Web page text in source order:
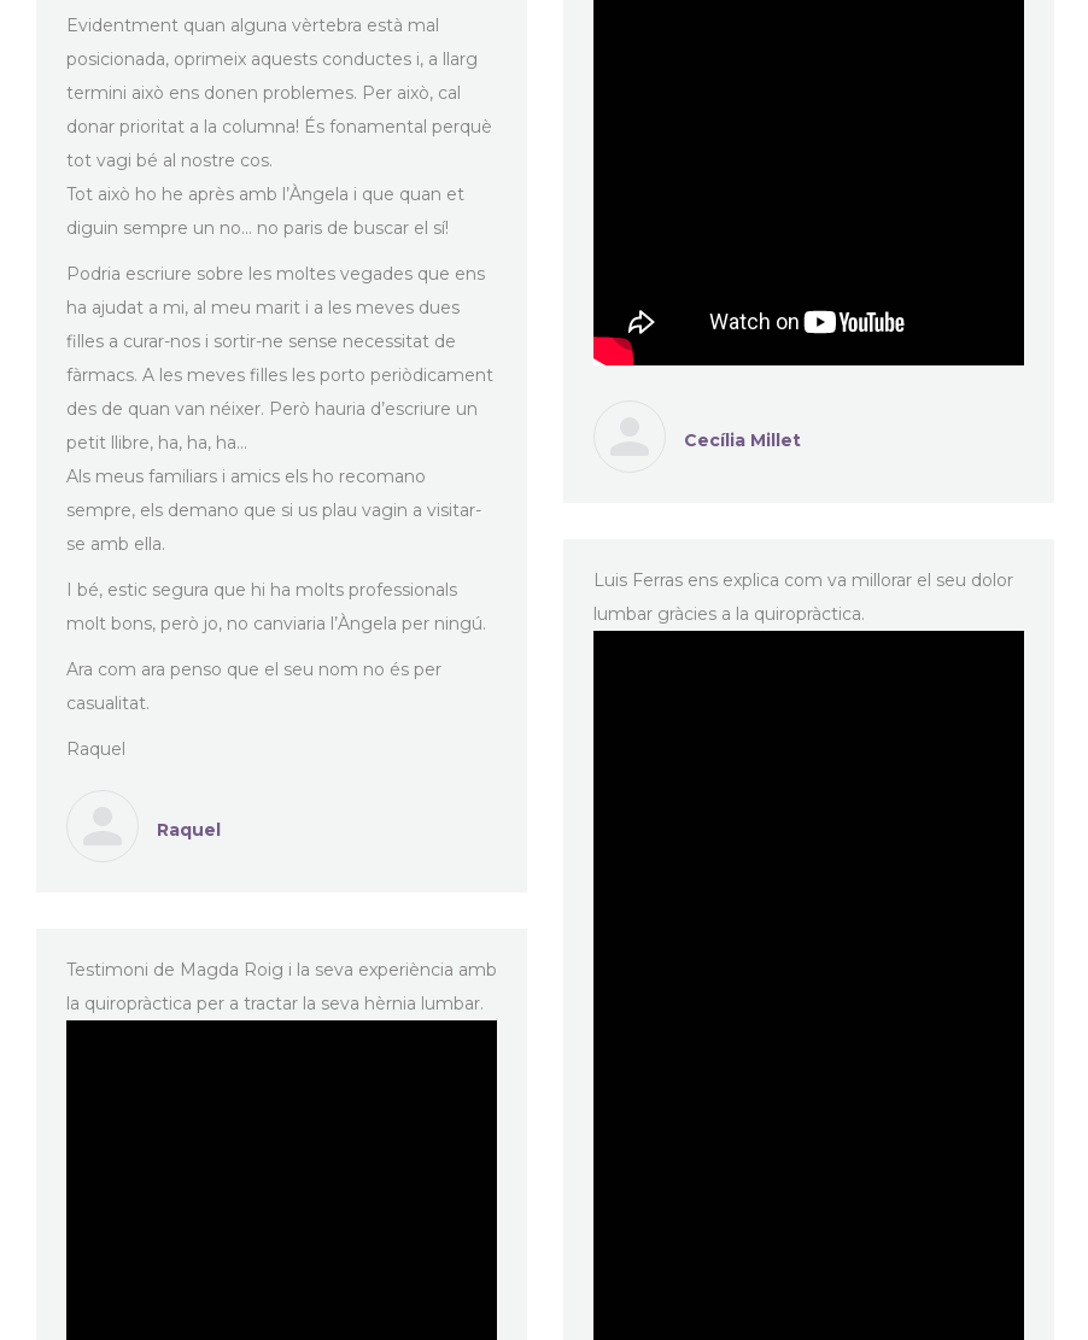
Evidentment quan alguna vèrtebra està mal
posicionada, oprimeix aquests conductes i, a llarg
termini això ens donen problemes. Per això, cal
donar prioritat a la columna! És fonamental perquè
tot vagi bé al nostre cos.
Tot això ho he après amb l’Àngela i que quan et
diguin sempre un no… no paris de buscar el sí!
Podria escriure sobre les moltes vegades que ens
ha ajudat a mi, al meu marit i a les meves dues
filles a curar-nos i sortir-ne sense necessitat de
fàrmacs. A les meves filles les porto periòdicament
des de quan van néixer. Però hauria d’escriure un
petit llibre, ha, ha, ha…
Als meus familiars i amics els ho recomano
sempre, els demano que si us plau vagin a visitar-
se amb ella.
I bé, estic segura que hi ha molts professionals
molt bons, però jo, no canviaria l’Àngela per ningú.
Ara com ara penso que el seu nom no és per
casualitat.
Raquel
Raquel
Cecília Millet
Luis Ferras ens explica com va millorar el seu dolor
lumbar gràcies a la quiropràctica.
Testimoni de Magda Roig i la seva experiència amb
la quiropràctica per a tractar la seva hèrnia lumbar.